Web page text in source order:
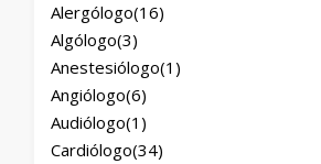
Alergólogo(16)
Algólogo(3)
Anestesiólogo(1)
Angiólogo(6)
Audiólogo(1)
Cardiólogo(34)